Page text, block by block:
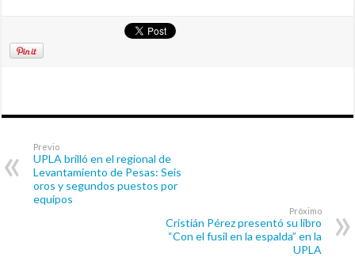
Previo
UPLA brilló en el regional de
Levantamiento de Pesas: Seis
oros y segundos puestos por
equipos
Próximo
Cristián Pérez presentó su libro
“Con el fusil en la espalda” en la
UPLA